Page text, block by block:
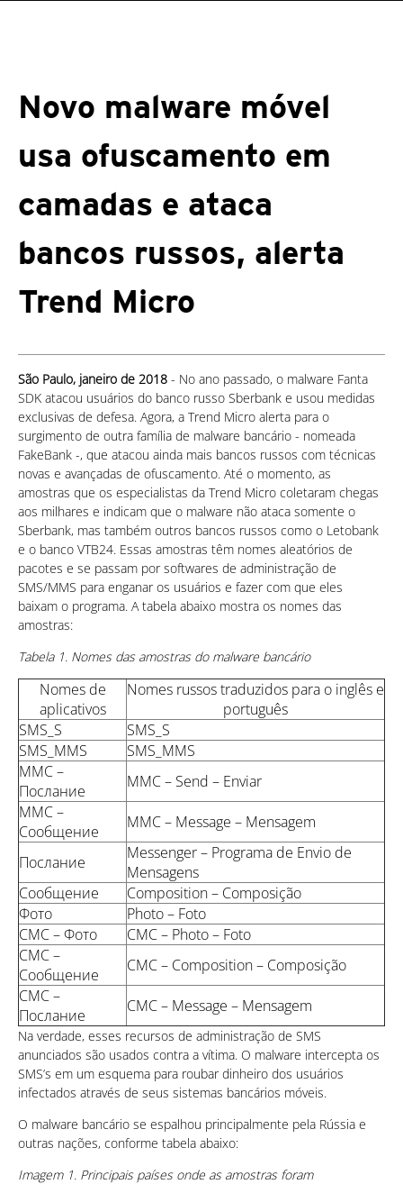
Novo malware móvel
usa ofuscamento em
camadas e ataca
bancos russos, alerta
Trend Micro
São Paulo, janeiro de 2018 - No ano passado, o malware Fanta
SDK atacou usuários do banco russo Sberbank e usou medidas
exclusivas de defesa. Agora, a Trend Micro alerta para o
surgimento de outra família de malware bancário - nomeada
FakeBank -, que atacou ainda mais bancos russos com técnicas
novas e avançadas de ofuscamento. Até o momento, as
amostras que os especialistas da Trend Micro coletaram chegas
aos milhares e indicam que o malware não ataca somente o
Sberbank, mas também outros bancos russos como o Letobank
e o banco VTB24. Essas amostras têm nomes aleatórios de
pacotes e se passam por softwares de administração de
SMS/MMS para enganar os usuários e fazer com que eles
baixam o programa. A tabela abaixo mostra os nomes das
amostras:
Tabela 1. Nomes das amostras do malware bancário
Nomes de
aplicativos
Nomes russos traduzidos para o inglês e
português
SMS_S
SMS_S
SMS_MMS
SMS_MMS
ММС –
Пoсланиe
ММС – Send – Enviar
ММС –
Сообщениe
MMC – Message – Mensagem
Посланиe
Messenger – Programa de Envio de
Mensagens
Соoбщение
Composition – Composição
Фoтo
Photo – Foto
CМC – Фотo
CМC – Photo – Foto
СMС –
Соoбщение
СMС – Composition – Composição
СMC –
Послание
СMC – Message – Mensagem
Na verdade, esses recursos de administração de SMS
anunciados são usados contra a vítima. O malware intercepta os
SMS’s em um esquema para roubar dinheiro dos usuários
infectados através de seus sistemas bancários móveis.
O malware bancário se espalhou principalmente pela Rússia e
outras nações, conforme tabela abaixo:
Imagem 1. Principais países onde as amostras foram